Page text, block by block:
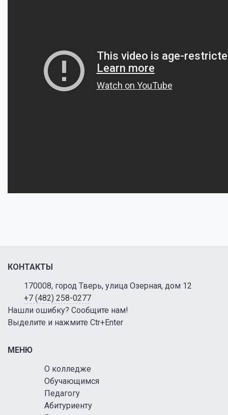
КОНТАКТЫ
170008, город Тверь, улица Озерная, дом 12
+7 (482) 258-0277
Нашли ошибку? Сообщите нам!
Выделите и нажмите Ctr+Enter
МЕНЮ
О колледже
Обучающимся
Педагогу
Абитуриенту